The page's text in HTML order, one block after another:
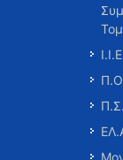
Π.Σ.